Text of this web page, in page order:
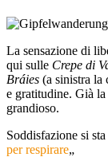
La sensazione di
qui sulle Crepe di
Bráies (a sinistra la
e gratitudine. Già la
grandioso.
Soddisfazione si
per respirare„